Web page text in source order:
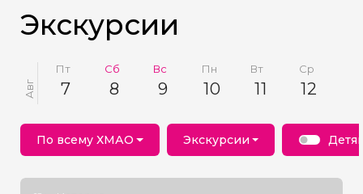
Экскурсии
Авг
Пт
7
Сб
8
Вс
9
Пн
10
Вт
11
Ср
12
По всему ХМАО Экскурсии